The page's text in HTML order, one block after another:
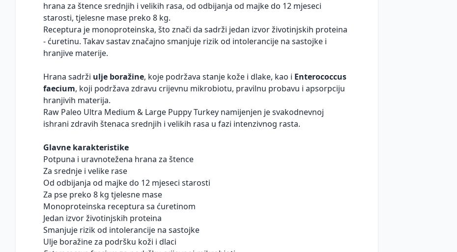
hrana za štence srednjih i velikih rasa, od odbijanja od majke do 12 mjeseci
starosti, tjelesne mase preko 8 kg.
Receptura je monoproteinska, što znači da sadrži jedan izvor životinjskih proteina
- ćuretinu. Takav sastav značajno smanjuje rizik od intolerancije na sastojke i
hranjive materije.
Hrana sadrži ulje boražine, koje podržava stanje kože i dlake, kao i Enterococcus
faecium, koji podržava zdravu crijevnu mikrobiotu, pravilnu probavu i apsorpciju
hranjivih materija.
Raw Paleo Ultra Medium & Large Puppy Turkey namijenjen je svakodnevnoj
ishrani zdravih štenaca srednjih i velikih rasa u fazi intenzivnog rasta.
Glavne karakteristike
Potpuna i uravnotežena hrana za štence
Za srednje i velike rase
Od odbijanja od majke do 12 mjeseci starosti
Za pse preko 8 kg tjelesne mase
Monoproteinska receptura sa ćuretinom
Jedan izvor životinjskih proteina
Smanjuje rizik od intolerancije na sastojke
Ulje boražine za podršku koži i dlaci